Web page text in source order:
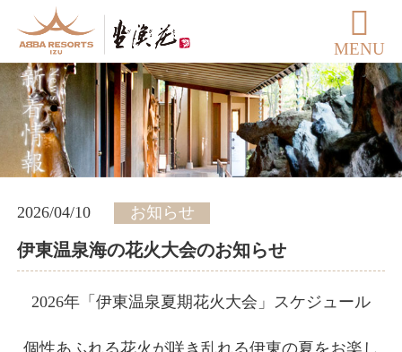
MENU
2026/04/10 お知らせ
伊東温泉海の花火大会のお知らせ
2026年「伊東温泉夏期花火大会」スケジュール
個性あふれる花火が咲き乱れる伊東の夏をお楽し